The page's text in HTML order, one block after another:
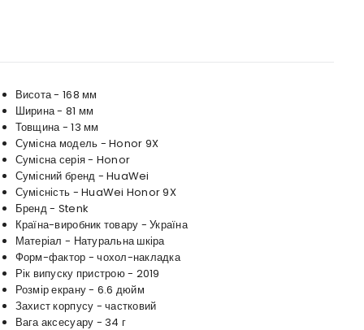
Висота - 168 мм
Ширина - 81 мм
Товщина - 13 мм
Сумісна модель - Honor 9X
Сумісна серія - Honor
Сумісний бренд - HuaWei
Сумісність - HuaWei Honor 9X
Бренд - Stenk
Країна-виробник товару - Україна
Матеріал - Натуральна шкіра
Форм-фактор - чохол-накладка
Рік випуску пристрою - 2019
Розмір екрану - 6.6 дюйм
Захист корпусу - частковий
Вага аксесуару - 34 г